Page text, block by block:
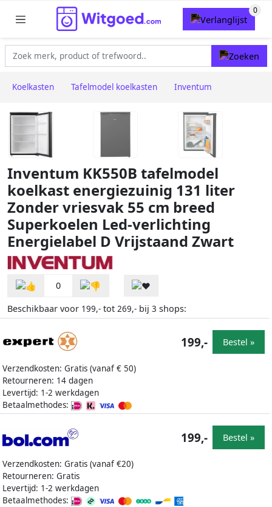
Koelkasten Tafelmodel koelkasten Inventum
Inventum KK550B tafelmodel
koelkast energiezuinig 131 liter
Zonder vriesvak 55 cm breed
Superkoelen Led-verlichting
Energielabel D Vrijstaand Zwart
0
Beschikbaar voor 199,- tot 269,- bij 3 shops:
Verzendkosten: Gratis (vanaf € 50)
Retourneren: 14 dagen
Levertijd: 1-2 werkdagen
Betaalmethodes:
199,- Bestel »
Verzendkosten: Gratis (vanaf €20)
Retourneren: Gratis
Levertijd: 1-2 werkdagen
Betaalmethodes:
199,- Bestel »